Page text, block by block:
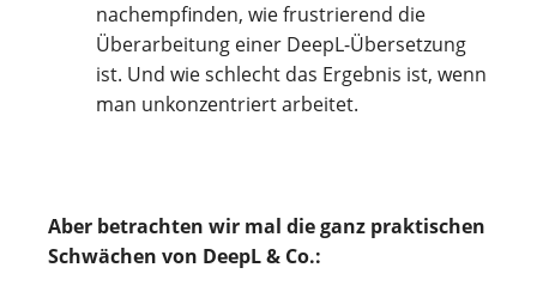
nachempfinden, wie frustrierend die
Überarbeitung einer DeepL-Übersetzung
ist. Und wie schlecht das Ergebnis ist, wenn
man unkonzentriert arbeitet.
Aber betrachten wir mal die ganz praktischen
Schwächen von DeepL & Co.: